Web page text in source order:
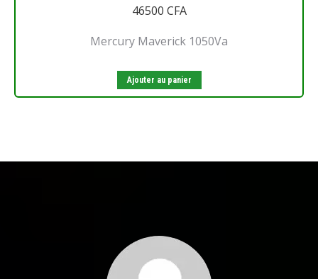
46500 CFA
Mercury Maverick 1050Va
Ajouter au panier